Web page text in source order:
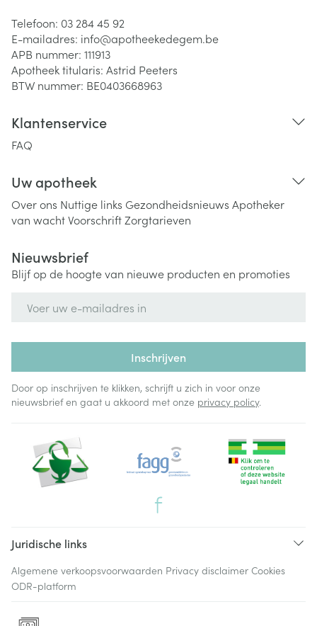
Telefoon: 03 284 45 92
E-mailadres: info@apotheekedegem.be
APB nummer: 111913
Apotheek titularis: Astrid Peeters
BTW nummer: BE0403668963
Klantenservice
FAQ
Uw apotheek
Over ons Nuttige links Gezondheidsnieuws Apotheker
van wachtVoorschriftZorgtarieven
Nieuwsbrief
Blijf op de hoogte van nieuwe producten en promoties
Inschrijven
Door op inschrijven te klikken, schrijft u zich in voor onze
nieuwsbrief en gaat u akkoord met onze privacy policy.
Juridische links
Algemene verkoopsvoorwaarden Privacy disclaimer Cookies
ODR-platform